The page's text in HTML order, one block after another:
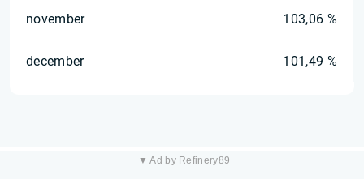
november 103,06 %
december 101,49 %
▼ Ad by Refinery89